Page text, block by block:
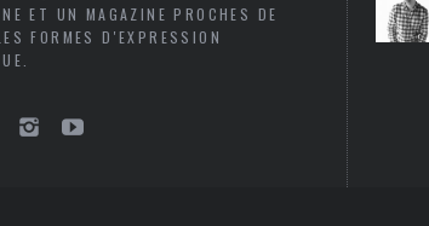
ET UN MAGAZINE PROCHES DE
FORMES D'EXPRESSION